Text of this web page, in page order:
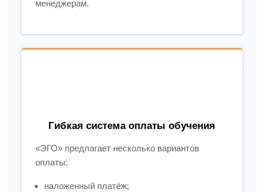
менеджерам.
Гибкая система оплаты обучения
«ЭГО» предлагает несколько вариантов
оплаты:
наложенный платёж;